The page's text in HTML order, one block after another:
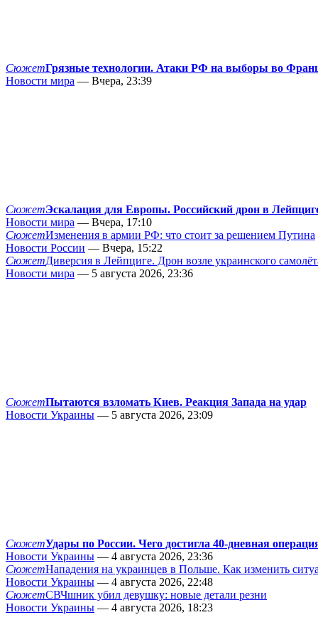
СюжетГрязные технологии. Атаки РФ на выборы во
Новости мира — Вчера, 23:39
СюжетЭскалация для Европы. Российский дрон в
Новости мира — Вчера, 17:10
СюжетИзменения в армии РФ: что стоит за решением Путина
Новости России — Вчера, 15:22
СюжетДиверсия в Лейпциге. Дрон возле украинского
Новости мира — 5 августа 2026, 23:36
СюжетПытаются взломать Киев. Реакция Запада на удар
Новости Украины — 5 августа 2026, 23:09
СюжетУдары по России. Чего достигла 40-дневная
Новости Украины — 4 августа 2026, 23:36
СюжетНападения на украинцев в Польше. Как изменить
Новости Украины — 4 августа 2026, 22:48
СюжетСВЧшник убил девушку: новые детали резни
Новости Украины — 4 августа 2026, 18:23